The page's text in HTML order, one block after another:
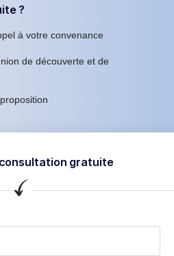
?
à votre convenance
de découverte et de
gratuite